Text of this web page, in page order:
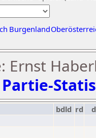
Burgenland
Ernst
bdld rd